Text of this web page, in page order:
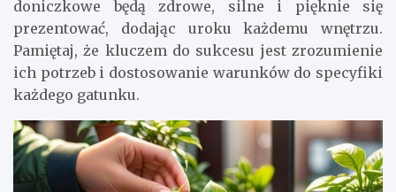
doniczkowe będą zdrowe, silne i pięknie się
prezentować, dodając uroku każdemu wnętrzu.
Pamiętaj, że kluczem do sukcesu jest zrozumienie
ich potrzeb i dostosowanie warunków do specyfiki
każdego gatunku.